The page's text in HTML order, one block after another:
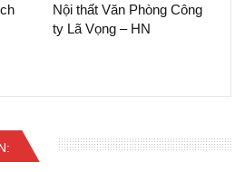
Nội thất Văn Phòng Công
ty Lã Vọng – HN